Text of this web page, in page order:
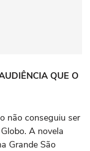
QUE O
não conseguiu ser
A novela
Grande São